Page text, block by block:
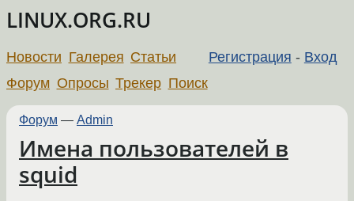
LINUX.ORG.RU
Регистрация - Вход
Новости Галерея Статьи
Форум Опросы Трекер Поиск
Форум — Admin
Имена пользователей в
squid